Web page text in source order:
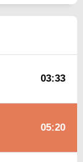
03:33
05:20